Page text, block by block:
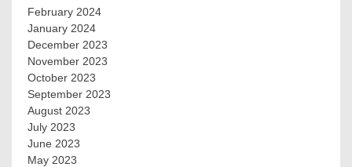
February 2024
January 2024
December 2023
November 2023
October 2023
September 2023
August 2023
July 2023
June 2023
May 2023